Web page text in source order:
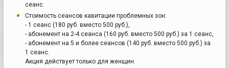
сеанс.
Стоимость сеансов кавитации проблемных зон:
- 1 сеанс (180 руб. вместо 500 руб.),
- абонемент на 2-4 сеанса (160 руб. вместо 500 руб.) за 1 сеанс,
- абонемент на 5 и более сеансов (140 руб. вместо 500 руб.) за
1 сеанс.
Акция действует только для женщин.